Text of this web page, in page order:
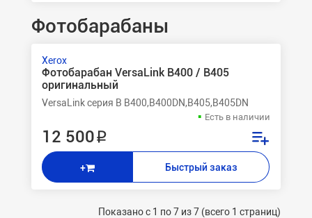
Фотобарабаны
Xerox
Фотобарабан VersaLink B400 / B405
оригинальный
VersaLink серия B B400,B400DN,B405,B405DN
Есть в наличии
12 500 ₽
+ Быстрый заказ
Показано с 1 по 7 из 7 (всего 1 страниц)